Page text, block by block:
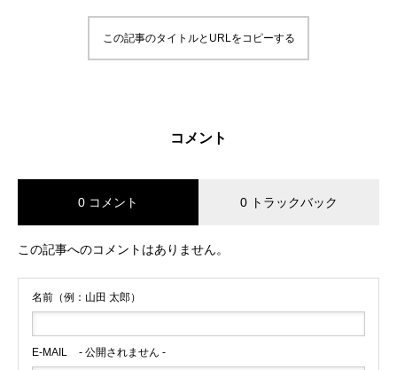
この記事のタイトルとURLをコピーする
コメント
0 コメント 0 トラックバック
この記事へのコメントはありません。
名前（例：山田 太郎）
E-MAIL - 公開されません -